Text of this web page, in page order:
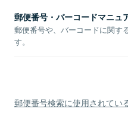
郵便番号・バーコードマニュ
郵便番号や、バーコードに関す
す。
郵便番号検索に使用されてい